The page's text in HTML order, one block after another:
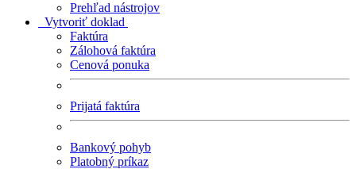
Prehľad nástrojov
Vytvoriť doklad
Faktúra
Zálohová faktúra
Cenová ponuka
Prijatá faktúra
Bankový pohyb
Platobný príkaz